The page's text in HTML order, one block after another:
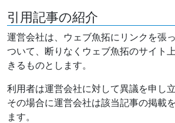
引用記事の紹介
運営会社は、ウェブ魚拓にリンクを張
ついて、断りなくウェブ魚拓のサイト
きるものとします。
利用者は運営会社に対して異議を申し
その場合に運営会社は該当記事の掲載
ます。